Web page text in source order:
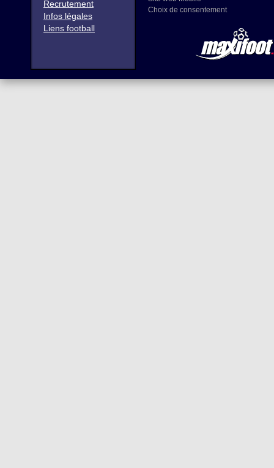
Recrutement
Infos légales
Liens football
Choix de consentement